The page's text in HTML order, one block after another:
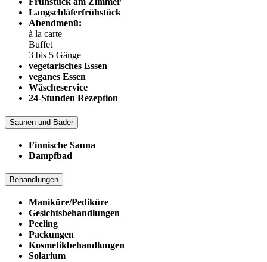
Langschläferfrühstück
Abendmenü:
à la carte
Buffet
3 bis 5 Gänge
vegetarisches Essen
veganes Essen
Wäscheservice
24-Stunden Rezeption
Saunen und Bäder
Finnische Sauna
Dampfbad
Behandlungen
Maniküre/Pediküre
Gesichtsbehandlungen
Peeling
Packungen
Kosmetikbehandlungen
Solarium